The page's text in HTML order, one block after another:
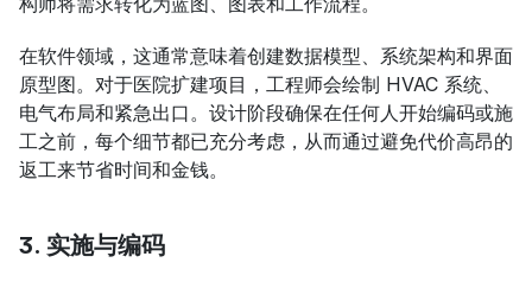
在软件领域，这通常意味着创建数据模型、系统架构和界面
原型图。对于医院扩建项目，工程师会绘制 HVAC 系统、
电气布局和紧急出口。设计阶段确保在任何人开始编码或施
工之前，每个细节都已充分考虑，从而通过避免代价高昂的
返工来节省时间和金钱。
3. 实施与编码